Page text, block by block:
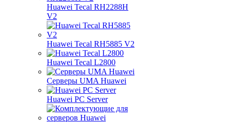
Huawei Tecal RH2288H
V2
Huawei Tecal RH5885 V2
Huawei Tecal L2800
Серверы UMA Huawei
Huawei PC Server